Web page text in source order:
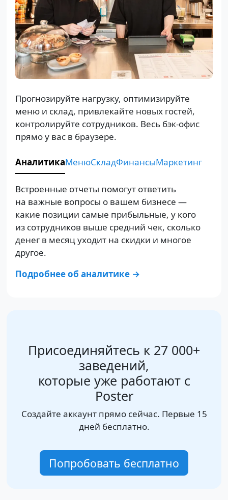
Прогнозируйте нагрузку, оптимизируйте
меню и склад, привлекайте новых гостей,
контролируйте сотрудников. Весь бэк-офис
прямо у вас в браузере.
АналитикаМенюСкладФинансыМаркетинг
Встроенные отчеты помогут ответить
на важные вопросы о вашем бизнесе —
какие позиции самые прибыльные, у кого
из сотрудников выше средний чек, сколько
денег в месяц уходит на скидки и многое
другое.
Подробнее об аналитике →
Присоединяйтесь к 27 000+
заведений,
которые уже работают с
Poster
Создайте аккаунт прямо сейчас. Первые 15
дней бесплатно.
Попробовать бесплатно